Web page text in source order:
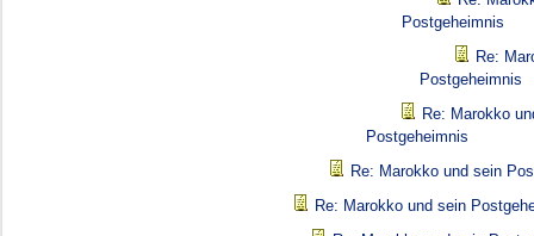
Postgeheimnis
Re:
Postgeheimnis
Re: Marokko
Postgeheimnis
Re: Marokko und sein
Re: Marokko und sein